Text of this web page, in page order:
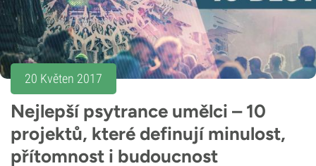
20 Květen 2017
Nejlepší psytrance umělci – 10
projektů, které definují minulost,
přítomnost i budoucnost